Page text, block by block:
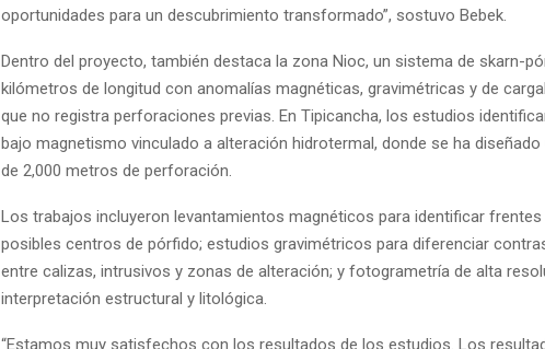
oportunidades para un descubrimiento transformado”, sostuvo Bebek.
Dentro del proyecto, también destaca la zona Nioc, un sistema de skarn-
kilómetros de longitud con anomalías magnéticas, gravimétricas y de
que no registra perforaciones previas. En Tipicancha, los estudios
bajo magnetismo vinculado a alteración hidrotermal, donde se ha diseñado
de 2,000 metros de perforación.
Los trabajos incluyeron levantamientos magnéticos para identificar frentes
posibles centros de pórfido; estudios gravimétricos para diferenciar
entre calizas, intrusivos y zonas de alteración; y fotogrametría de alta
interpretación estructural y litológica.
“Estamos muy satisfechos con los resultados de los estudios. Los